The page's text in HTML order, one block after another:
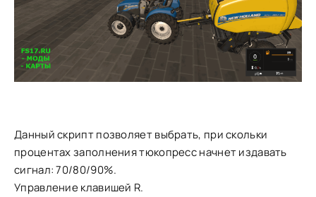
Данный скрипт позволяет выбрать, при скольки
процентах заполнения тюкопресс начнет издавать
сигнал: 70/80/90%.
Управление клавишей R.